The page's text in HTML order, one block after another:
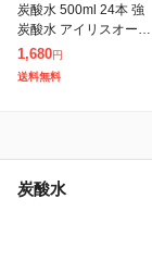
炭酸水 500ml 24本 強
炭酸水 アイリスオーヤ
マ 選べる ラベルレス
プレーン レモン ラムネ
グレープソーダ フレー
1,680円
送料無料
炭酸水